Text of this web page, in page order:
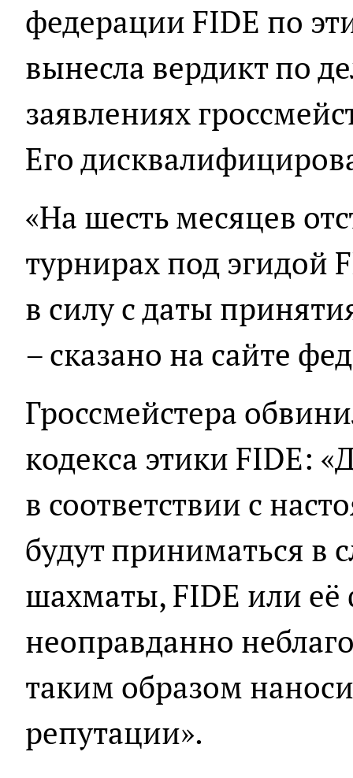
федерации FIDE по
вынесла вердикт по
заявлениях
Его
«На шесть месяцев
турнирах под эгидой
в силу с даты
– сказано на сайте
Гроссмейстера
кодекса этики FIDE:
в соответствии с
будут приниматься в
шахматы, FIDE или её
неоправданно
таким образом
репутации».